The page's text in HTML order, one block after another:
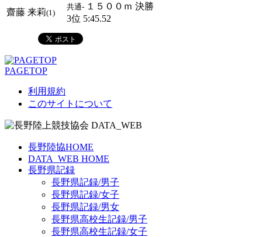
齋藤 来莉(1)
共通- １５００ｍ 決勝
3位 5:45.52
PAGETOP
利用規約
このサイトについて
長野陸協HOME
DATA_WEB HOME
長野県記録
長野県記録/男子
長野県記録/女子
長野県記録/男女
長野県高校生記録/男子
長野県高校生記録/女子